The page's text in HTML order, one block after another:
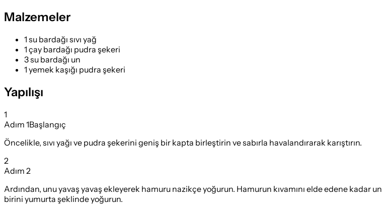
Malzemeler
1 su bardağı sıvı yağ
1 çay bardağı pudra şekeri
3 su bardağı un
1 yemek kaşığı pudra şekeri
Yapılışı
1
Adım 1Başlangıç
Öncelikle, sıvı yağı ve pudra şekerini geniş bir kapta birleştirin ve sabırla havalandırarak karıştırın.
2
Adım 2
Ardından, unu yavaş yavaş ekleyerek hamuru nazikçe yoğurun. Hamurun kıvamını elde edene kadar
birini yumurta şeklinde yoğurun.